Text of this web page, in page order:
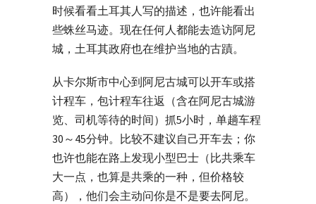
时候看看土耳其人写的描述，也许能看出
些蛛丝马迹。现在任何人都能去造访阿尼
城，土耳其政府也在维护当地的古蹟。
从卡尔斯市中心到阿尼古城可以开车或搭
计程车，包计程车往返（含在阿尼古城游
览、司机等待的时间）抓5小时，单趟车程
30～45分钟。比较不建议自己开车去；你
也许也能在路上发现小型巴士（比共乘车
大一点，也算是共乘的一种，但价格较
高），他们会主动问你是不是要去阿尼。